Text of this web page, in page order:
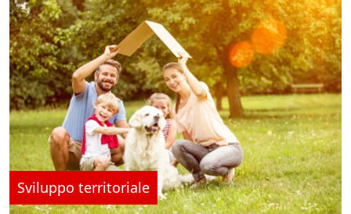
Sviluppo territoriale